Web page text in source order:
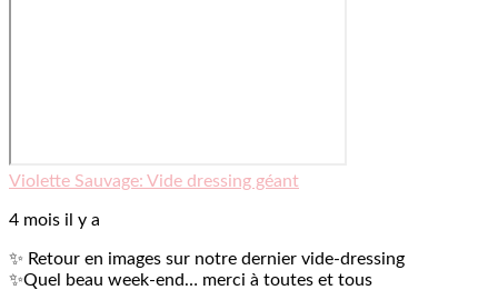
Violette Sauvage: Vide dressing géant
4 mois il y a
✨ Retour en images sur notre dernier vide-dressing
✨Quel beau week-end… merci à toutes et tous